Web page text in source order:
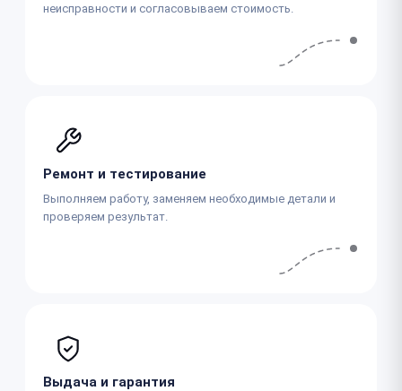
неисправности и согласовываем стоимость.
Ремонт и тестирование
Выполняем работу, заменяем необходимые детали и
проверяем результат.
Выдача и гарантия